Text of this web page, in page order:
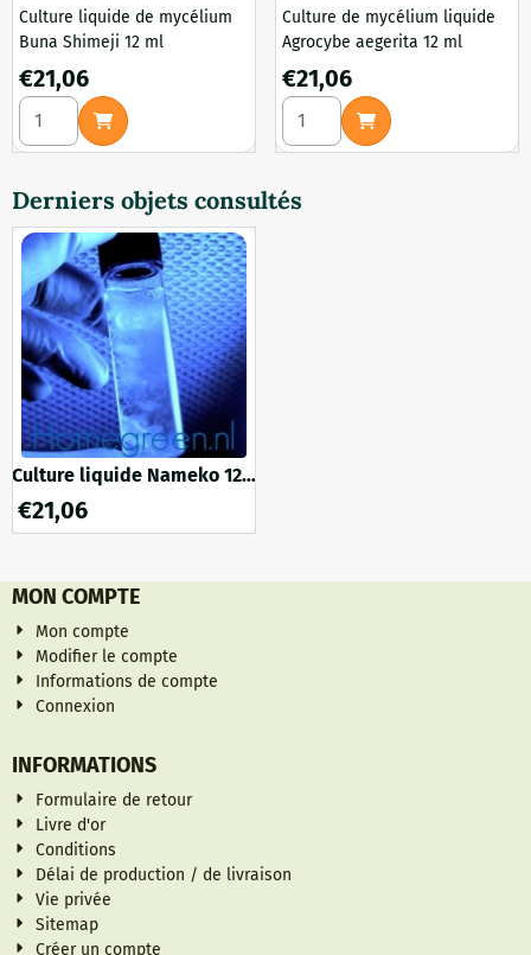
Culture liquide de mycélium
Buna Shimeji 12 ml
Prix: 21,06
€21,06
Choisir la quantité pour Culture liquide Buna Shimeji 12 ml
Culture de mycélium liquide
Agrocybe aegerita 12 ml
Prix: 21,06
€21,06
Choisir la quantité pour
Derniers objets consultés
Culture liquide Nameko 12
ml
€21,06
MON COMPTE
Mon compte
Modifier le compte
Informations de compte
Connexion
INFORMATIONS
Formulaire de retour
Livre d'or
Conditions
Délai de production / de livraison
Vie privée
Sitemap
Créer un compte